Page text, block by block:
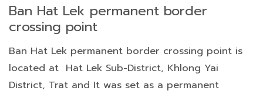
Ban Hat Lek permanent border
crossing point
Ban Hat Lek permanent border crossing point is
located at Hat Lek Sub-District, Khlong Yai
District, Trat and It was set as a permanent